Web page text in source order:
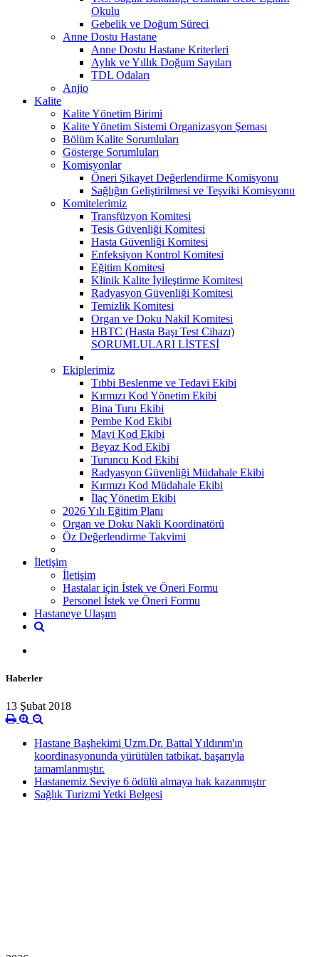
Okulu
Gebelik ve Doğum Süreci
Anne Dostu Hastane
Anne Dostu Hastane Kriterleri
Aylık ve Yıllık Doğum Sayıları
TDL Odaları
Anjio
Kalite
Kalite Yönetim Birimi
Kalite Yönetim Sistemi Organizasyon Şeması
Bölüm Kalite Sorumluları
Gösterge Sorumluları
Komisyonlar
Öneri Şikayet Değerlendirme Komisyonu
Sağlığın Geliştirilmesi ve Teşviki Komisyonu
Komitelerimiz
Transfüzyon Komitesi
Tesis Güvenliği Komitesi
Hasta Güvenliği Komitesi
Enfeksiyon Kontrol Komitesi
Eğitim Komitesi
Klinik Kalite İyileştirme Komitesi
Radyasyon Güvenliği Komitesi
Temizlik Komitesi
Organ ve Doku Nakil Komitesi
HBTC (Hasta Başı Test Cihazı)
SORUMLULARI LİSTESİ
Ekiplerimiz
Tıbbi Beslenme ve Tedavi Ekibi
Kırmızı Kod Yönetim Ekibi
Bina Turu Ekibi
Pembe Kod Ekibi
Mavi Kod Ekibi
Beyaz Kod Ekibi
Turuncu Kod Ekibi
Radyasyon Güvenliği Müdahale Ekibi
Kırmızı Kod Müdahale Ekibi
İlaç Yönetim Ekibi
2026 Yılı Eğitim Planı
Organ ve Doku Nakli Koordinatörü
Öz Değerlendirme Takvimi
İletişim
İletişim
Hastalar için İstek ve Öneri Formu
Personel İstek ve Öneri Formu
Hastaneye Ulaşım
Haberler
13 Şubat 2018
Hastane Başhekimi Uzm.Dr. Battal Yıldırım'ın
koordinasyonunda yürütülen tatbikat, başarıyla
tamamlanmıştır.
Hastanemiz Seviye 6 ödülü almaya hak kazanmıştır
Sağlık Turizmi Yetki Belgesi